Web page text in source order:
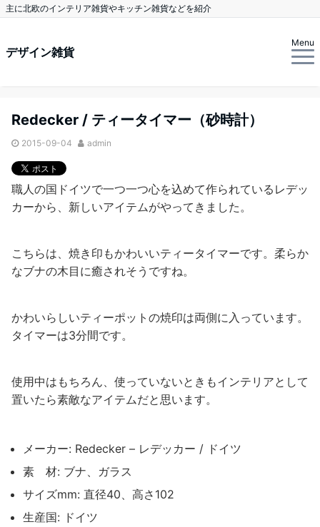
主に北欧のインテリア雑貨やキッチン雑貨などを紹介
デザイン雑貨
Menu
Redecker / ティータイマー（砂時計）
2015-09-04 admin
職人の国ドイツで一つ一つ心を込めて作られているレデッ
カーから、新しいアイテムがやってきました。
こちらは、焼き印もかわいいティータイマーです。柔らか
なブナの木目に癒されそうですね。
かわいらしいティーポットの焼印は両側に入っています。
タイマーは3分間です。
使用中はもちろん、使っていないときもインテリアとして
置いたら素敵なアイテムだと思います。
メーカー: Redecker – レデッカー / ドイツ
素 材: ブナ、ガラス
サイズmm: 直径40、高さ102
生産国: ドイツ